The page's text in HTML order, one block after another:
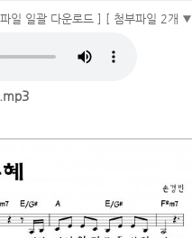
일 일괄 다운로드 ] [ 첨부파일 2개